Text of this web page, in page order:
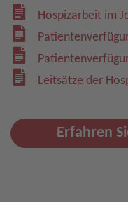
Hospizarbeit im
Leitsätze der
Erfahren